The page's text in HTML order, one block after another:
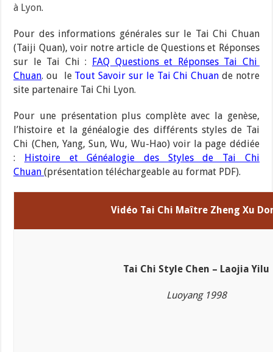
à Lyon.
Pour des informations générales sur le Tai Chi Chuan
(Taiji Quan), voir notre article de Questions et Réponses
sur le Tai Chi : FAQ Questions et Réponses Tai Chi
Chuan. ou le Tout Savoir sur le Tai Chi Chuan de notre
site partenaire Tai Chi Lyon.
Pour une présentation plus complète avec la genèse,
l’histoire et la généalogie des différents styles de Tai
Chi (Chen, Yang, Sun, Wu, Wu-Hao) voir la page dédiée
: Histoire et Généalogie des Styles de Tai Chi
Chuan (présentation téléchargeable au format PDF).
Vidéo Tai Chi Maître Zheng Xu
Tai Chi Style Chen – Laojia Yilu
Luoyang 1998